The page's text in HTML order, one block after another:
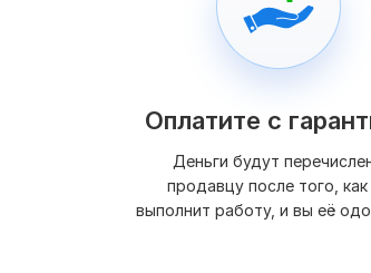
Оплатите с
Деньги будут
продавцу после того, как
выполнит работу, и вы её